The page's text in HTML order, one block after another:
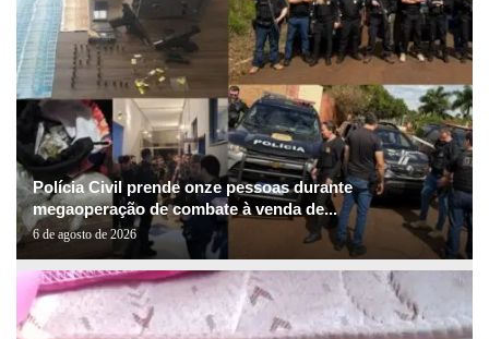
Polícia Civil prende onze pessoas durante
megaoperação de combate à venda de...
6 de agosto de 2026